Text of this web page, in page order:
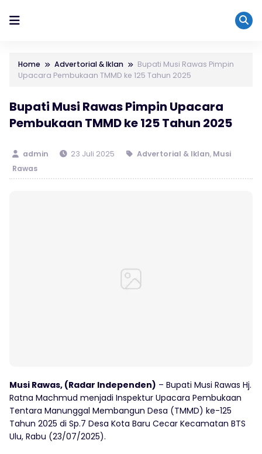
Home Advertorial & Iklan
Bupati Musi Rawas Pimpin
Upacara Pembukaan TMMD ke 125 Tahun 2025
Bupati Musi Rawas Pimpin Upacara
Pembukaan TMMD ke 125 Tahun 2025
admin 23 Juli 2025 Advertorial & Iklan, Musi
Rawas
Musi Rawas, (Radar Independen) – Bupati Musi Rawas Hj.
Ratna Machmud menjadi Inspektur Upacara Pembukaan
Tentara Manunggal Membangun Desa (TMMD) ke-125
Tahun 2025 di Sp.7 Desa Kota Baru Cecar Kecamatan BTS
Ulu, Rabu (23/07/2025).